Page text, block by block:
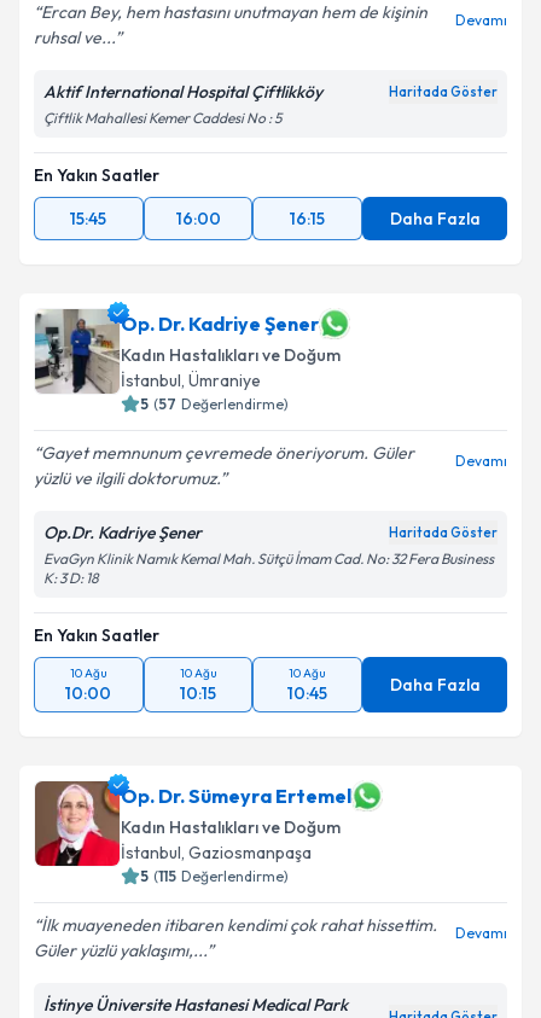
Ercan Bey, hem hastasını unutmayan hem de kişinin
ruhsal ve...
Devamı
Aktif International Hospital Çiftlikköy Haritada Göster
Çiftlik Mahallesi Kemer Caddesi No : 5
En Yakın Saatler
15:45
16:00 16:15 Daha Fazla
Op. Dr. Kadriye Şener
Kadın Hastalıkları ve Doğum
İstanbul, Ümraniye
5 (57 Değerlendirme)
Gayet memnunum çevremede öneriyorum. Güler
yüzlü ve ilgili doktorumuz.
Devamı
Op.Dr. Kadriye Şener Haritada Göster
EvaGyn Klinik Namık Kemal Mah. Sütçü İmam Cad. No: 32 Fera Business
K: 3 D: 18
En Yakın Saatler
10 Ağu
10:00
10 Ağu
10:15
10 Ağu
10:45 Daha Fazla
Op. Dr. Sümeyra Ertemel
Kadın Hastalıkları ve Doğum
İstanbul, Gaziosmanpaşa
5 (115 Değerlendirme)
İlk muayeneden itibaren kendimi çok rahat hissettim.
Güler yüzlü yaklaşımı,...
Devamı
İstinye Üniversite Hastanesi Medical Park